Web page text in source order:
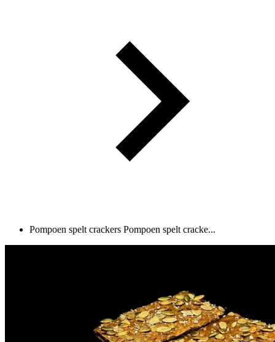
Pompoen spelt crackers Pompoen spelt cracke...